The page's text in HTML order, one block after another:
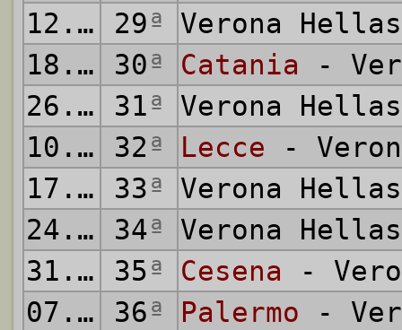
12.04.1981
29ª
Verona
18.04.1981
30ª Catania -
26.04.1981
31ª
Verona
10.05.1981
32ª Lecce -
17.05.1981
33ª
Verona
24.05.1981
34ª
Verona
31.05.1981
35ª Cesena -
07.06.1981
36ª Palermo -